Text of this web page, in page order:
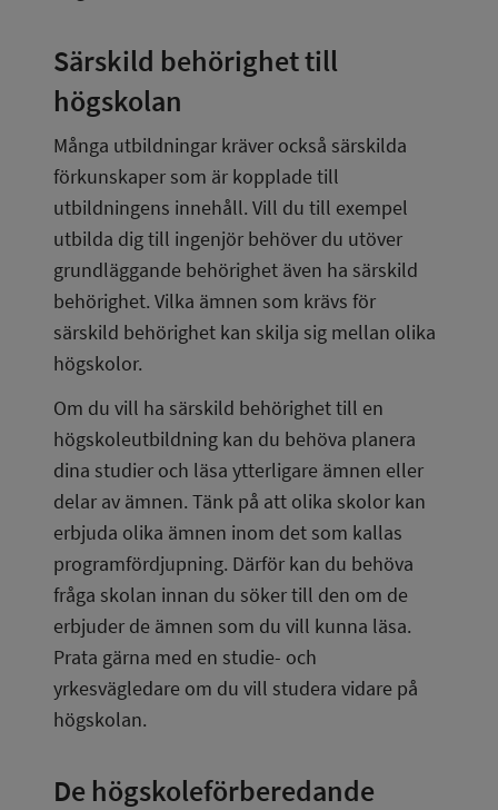
Särskild behörighet till
högskolan
Många utbildningar kräver också särskilda
förkunskaper som är kopplade till
utbildningens innehåll. Vill du till exempel
utbilda dig till ingenjör behöver du utöver
grundläggande behörighet även ha särskild
behörighet. Vilka ämnen som krävs för
särskild behörighet kan skilja sig mellan olika
högskolor.
Om du vill ha särskild behörighet till en
högskoleutbildning kan du behöva planera
dina studier och läsa ytterligare ämnen eller
delar av ämnen. Tänk på att olika skolor kan
erbjuda olika ämnen inom det som kallas
programfördjupning. Därför kan du behöva
fråga skolan innan du söker till den om de
erbjuder de ämnen som du vill kunna läsa.
Prata gärna med en studie- och
yrkesvägledare om du vill studera vidare på
högskolan.
De högskoleförberedande